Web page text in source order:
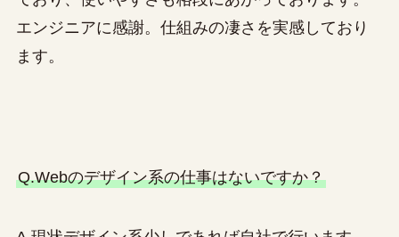
エンジニアに感謝。仕組みの凄さを実感しており
ます。
Q.Webのデザイン系の仕事はないですか？